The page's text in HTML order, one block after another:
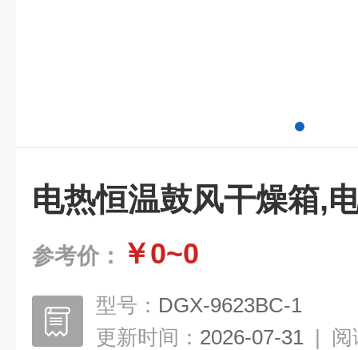
电热恒温鼓风干燥箱,
参考价： ￥0~0
型号： DGX-9623BC-1
更新时间： 2026-07-31 | 阅